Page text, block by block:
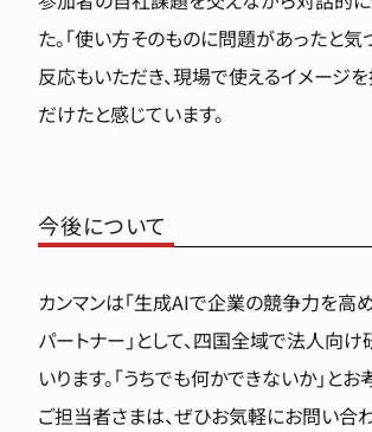
た。「使い方そのものに問題があったと気
反応もいただき、現場で使えるイメージ
だけたと感じています。
今後について
カンマンは「生成AIで企業の競争力を高
パートナー」として、四国全域で法人向
いります。「うちでも何かできないか」とお
ご担当者さまは、ぜひお気軽にお問い合